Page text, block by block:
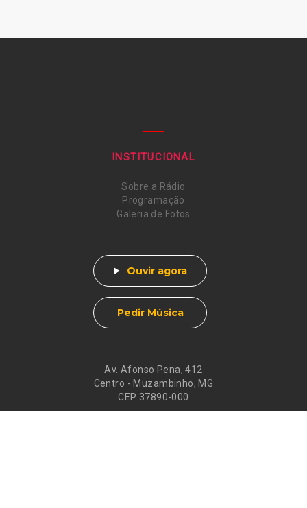
Av. Afonso Pena, 412
Centro - Muzambinho, MG
CEP 37890-000
INSTITUCIONAL
Sobre a Rádio
Programação
Galeria de Fotos
Ouvir agora
Pedir Música